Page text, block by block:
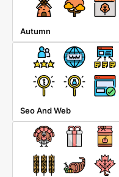
Autumn
Seo And Web